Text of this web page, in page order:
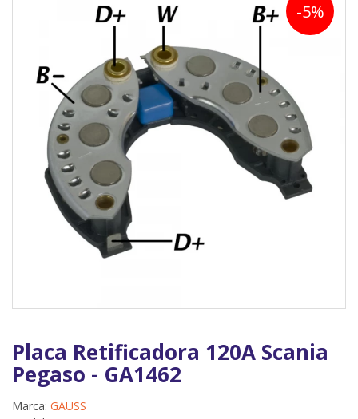
-5%
Placa Retificadora 120A Scania
Pegaso - GA1462
Marca: GAUSS